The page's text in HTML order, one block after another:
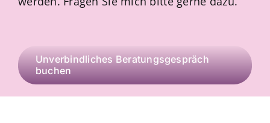
Unverbindliches Beratungsgespräch
buchen